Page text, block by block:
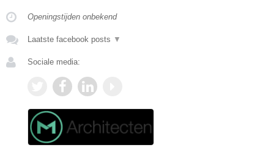
Openingstijden onbekend
Laatste facebook posts ▼
Sociale media: